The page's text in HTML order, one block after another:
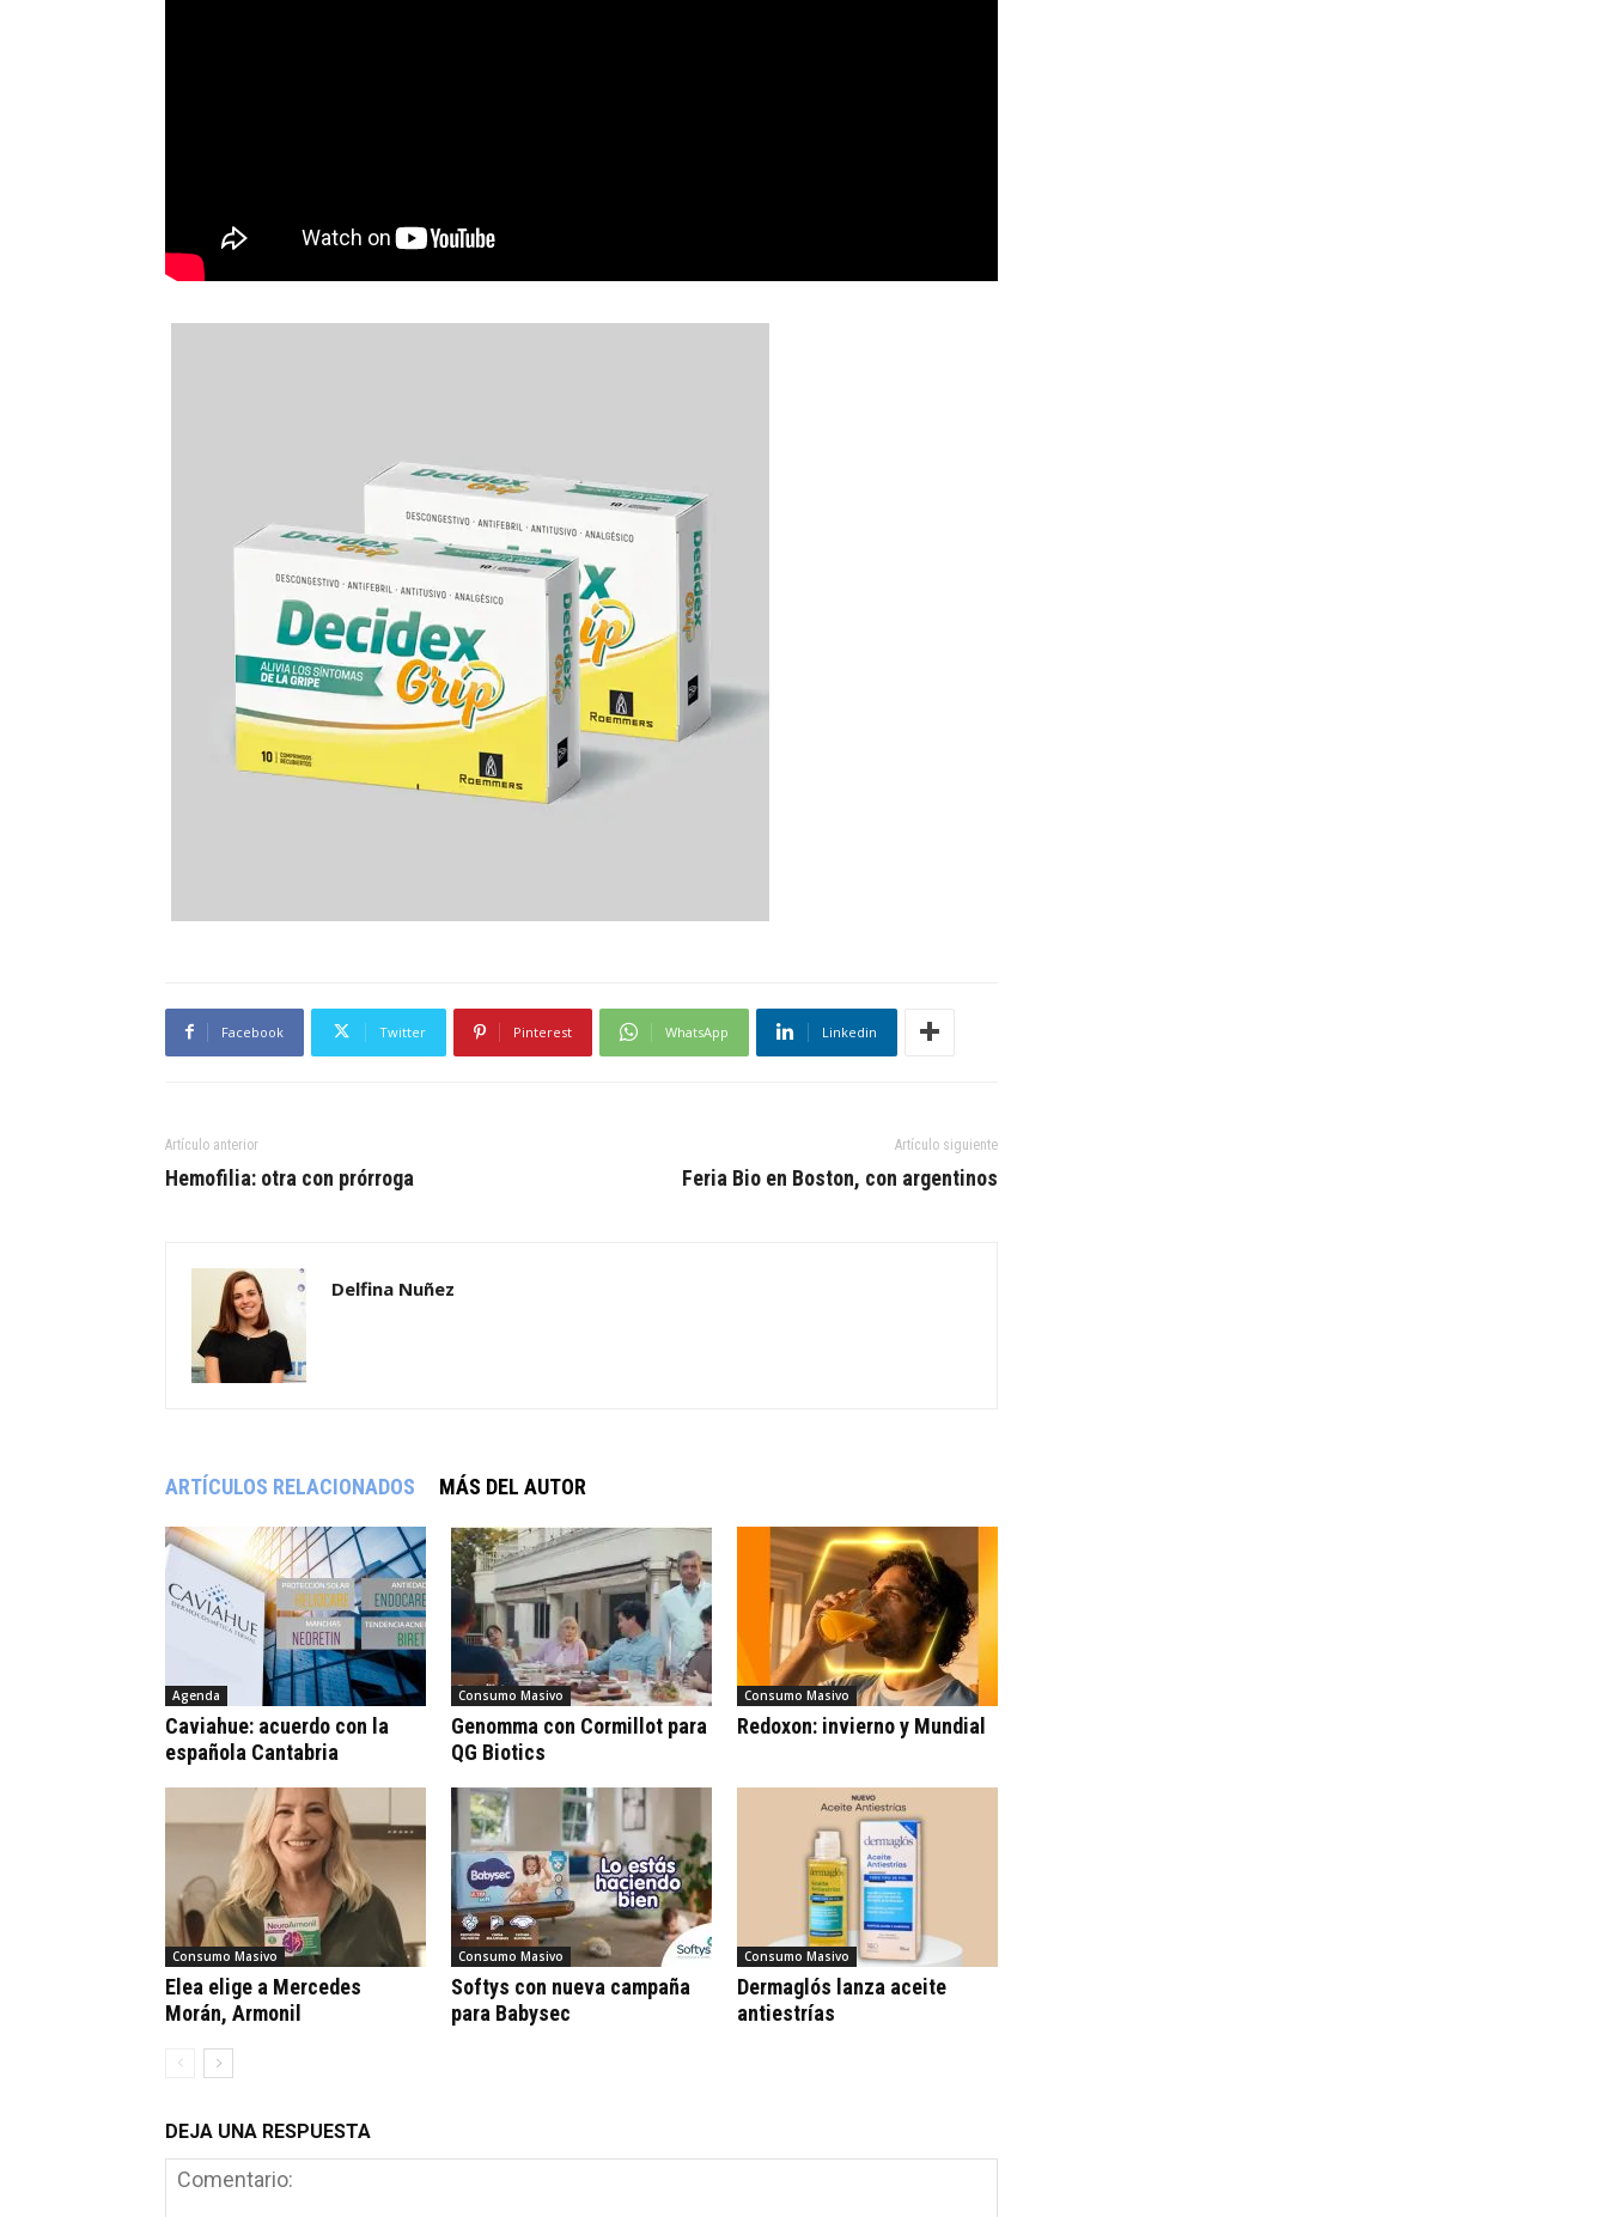
Facebook Twitter Pinterest WhatsApp Linkedin
Artículo anterior
Hemofilia: otra con prórroga
Artículo siguiente
Feria Bio en Boston, con argentinos
Delfina Nuñez
ARTÍCULOS RELACIONADOS MÁS DEL AUTOR
Agenda
Caviahue: acuerdo con la
española Cantabria
Consumo Masivo
Genomma con Cormillot para
QG Biotics
Consumo Masivo
Redoxon: invierno y Mundial
Consumo Masivo
Elea elige a Mercedes
Morán, Armonil
Consumo Masivo
Softys con nueva campaña
para Babysec
Consumo Masivo
Dermaglós lanza aceite
antiestrías
DEJA UNA RESPUESTA